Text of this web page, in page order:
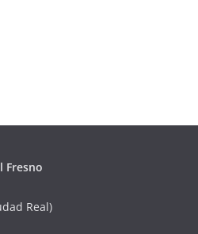
Fresno
Real)